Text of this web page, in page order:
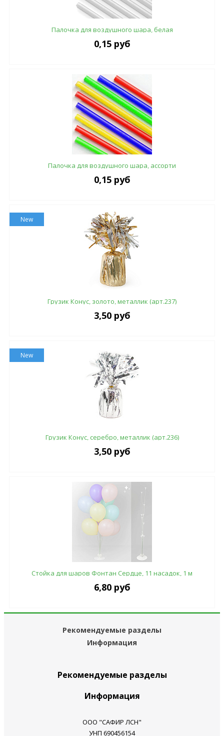
Палочка для воздушного шара, белая
0,15 руб
Палочка для воздушного шара, ассорти
0,15 руб
New
Грузик Конус, золото, металлик (арт.237)
3,50 руб
New
Грузик Конус, серебро, металлик (арт.236)
3,50 руб
Стойка для шаров Фонтан Сердце, 11 насадок, 1 м
(арт.BT019-new)
6,80 руб
Рекомендуемые разделы
Информация
Рекомендуемые разделы
Информация
ООО "САФИР ЛСН"
УНП 690456154